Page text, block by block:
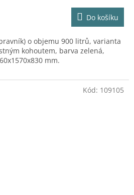
M
A
Do košíku
o objemu 900 litrů, varianta
kohoutem, barva zelená,
mm.
Kód: 109105